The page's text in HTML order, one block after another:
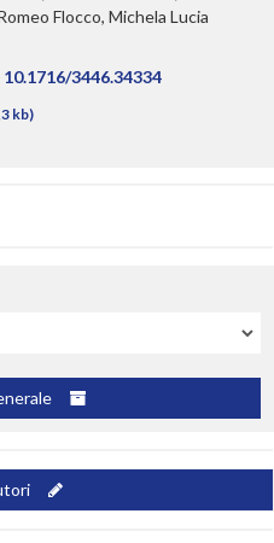
Flocco, Michela Lucia
10.1716/3446.34334
kb)